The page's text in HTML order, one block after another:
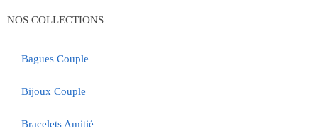
NOS COLLECTIONS
Bagues Couple
Bijoux Couple
Bracelets Amitié